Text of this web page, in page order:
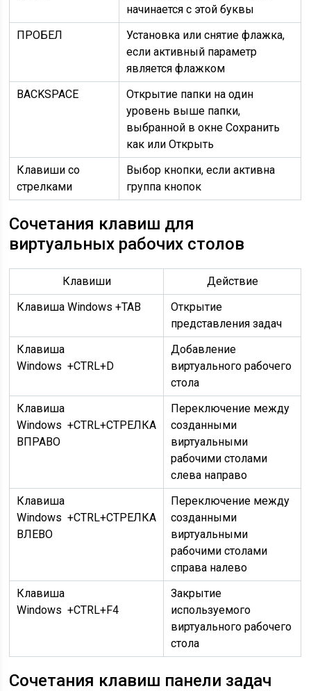
начинается с этой буквы
ПРОБЕЛ
Установка или снятие флажка,
если активный параметр
является флажком
BACKSPACE
Открытие папки на один
уровень выше папки,
выбранной в окне Сохранить
как или Открыть
Клавиши со
стрелками
Выбор кнопки, если активна
группа кнопок
Сочетания клавиш для
виртуальных рабочих столов
Клавиши
Действие
Клавиша Windows +TAB
Открытие
представления задач
Клавиша
Windows +CTRL+D
Добавление
виртуального рабочего
стола
Клавиша
Windows +CTRL+СТРЕЛКА
ВПРАВО
Переключение между
созданными
виртуальными
рабочими столами
слева направо
Клавиша
Windows +CTRL+СТРЕЛКА
ВЛЕВО
Переключение между
созданными
виртуальными
рабочими столами
справа налево
Клавиша
Windows +CTRL+F4
Закрытие
используемого
виртуального рабочего
стола
Сочетания клавиш панели задач